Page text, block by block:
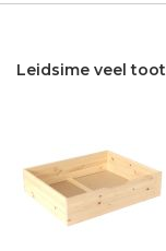
Leidsime veel